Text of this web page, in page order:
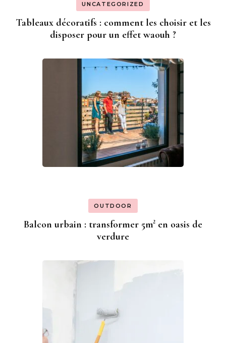
UNCATEGORIZED
Tableaux décoratifs : comment les choisir et les
disposer pour un effet waouh ?
OUTDOOR
Balcon urbain : transformer 5m² en oasis de
verdure